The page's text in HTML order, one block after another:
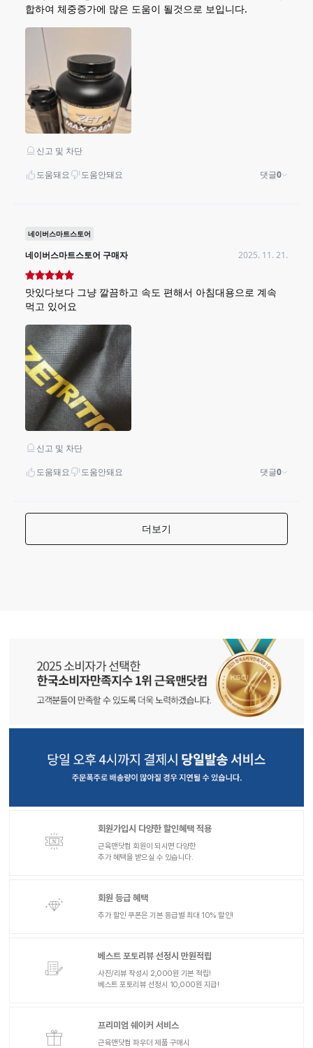
회원가입시 다양한 할인혜택 적용
근육맨닷컴 회원이 되시면 다양한
추가 혜택을 받으실 수 있습니다.
회원 등급 혜택
추가 할인 쿠폰은 기본 등급별 최대 10% 할인!
베스트 포토리뷰 선정시 만원적립
사진/리뷰 작성시 2,000원 기본 적립!
베스트 포토리뷰 선정시 10,000원 지급!
프리미엄 쉐이커 서비스
근육맨닷컴 파우더 제품 구매시